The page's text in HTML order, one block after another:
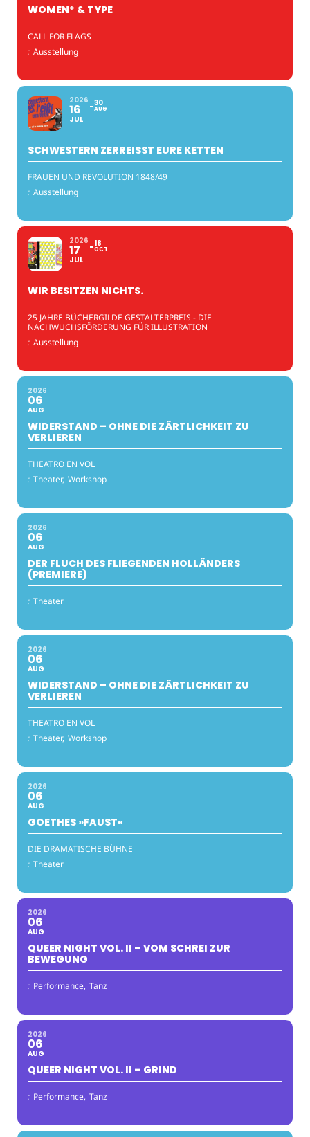
WOMEN* & TYPE
CALL FOR FLAGS
: Ausstellung
2026
16
JUL
30
AUG
SCHWESTERN ZERREISST EURE KETTEN
FRAUEN UND REVOLUTION 1848/49
: Ausstellung
2026
17
JUL
18
OCT
WIR BESITZEN NICHTS.
25 JAHRE BÜCHERGILDE GESTALTERPREIS - DIE
NACHWUCHSFÖRDERUNG FÜR ILLUSTRATION
: Ausstellung
2026
06
AUG
WIDERSTAND – OHNE DIE ZÄRTLICHKEIT ZU
VERLIEREN
THEATRO EN VOL
: Theater, Workshop
2026
06
AUG
DER FLUCH DES FLIEGENDEN HOLLÄNDERS
(PREMIERE)
: Theater
2026
06
AUG
WIDERSTAND – OHNE DIE ZÄRTLICHKEIT ZU
VERLIEREN
THEATRO EN VOL
: Theater, Workshop
2026
06
AUG
GOETHES »FAUST«
DIE DRAMATISCHE BÜHNE
: Theater
2026
06
AUG
QUEER NIGHT VOL. II – VOM SCHREI ZUR
BEWEGUNG
: Performance, Tanz
2026
06
AUG
QUEER NIGHT VOL. II – GRIND
: Performance, Tanz